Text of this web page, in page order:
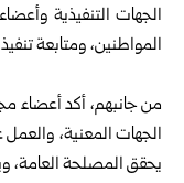
الجهات التنفيذية
المواطنين، ومتابعة
من جانبهم، أكد
الجهات المعنية، والعمل
يحقق المصلحة العامة،